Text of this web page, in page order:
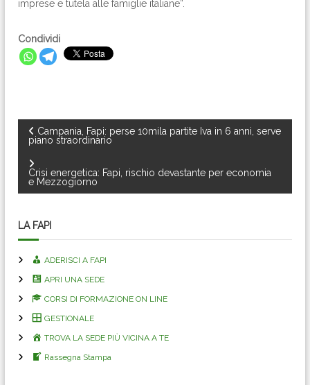
imprese e tutela alle famiglie italiane”.
Condividi
N
v
i
g
a
z
i
Campania, Fapi: perse 10mila partite Iva in 6 anni, serve
piano straordinario
Crisi energetica: Fapi, rischio devastante per economia
e Mezzogiorno
LA FAPI
ADERISCI A FAPI
APRI UNA SEDE
CORSI DI FORMAZIONE ON LINE
GESTIONALE
TROVA LA SEDE PIÙ VICINA A TE
Rassegna Stampa